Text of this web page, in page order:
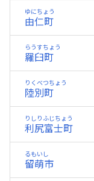
由仁町
ゆにちょう
羅臼町
らうすちょう
陸別町
りくべつちょう
利尻富士町
りしりふじちょう
留萌市
るもいし